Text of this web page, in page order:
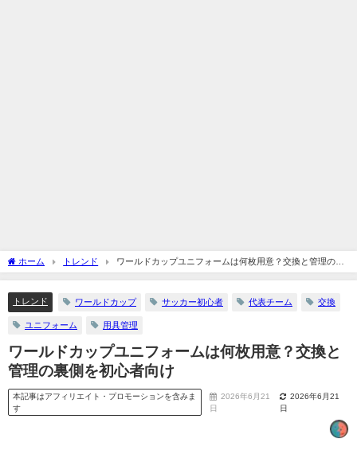
ホーム トレンド
ワールドカップユニフォームは何枚用意？交換と管理の裏
側を初心者向け
トレンド ワールドカップ サッカー初心者 代表チーム 交換
ユニフォーム 用具管理
ワールドカップユニフォームは何枚用意？交換と
管理の裏側を初心者向け
本記事はアフィリエイト・プロモーションを含みま
す
2026年6月21
日
2026年6月21
日